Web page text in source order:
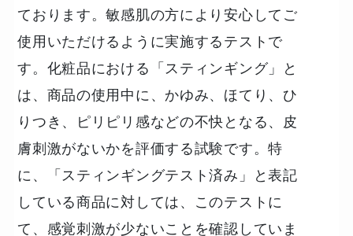
ております。敏感肌の方により安心してご
使用いただけるように実施するテストで
す。化粧品における「スティンギング」と
は、商品の使用中に、かゆみ、ほてり、ひ
りつき、ピリピリ感などの不快となる、皮
膚刺激がないかを評価する試験です。特
に、「スティンギングテスト済み」と表記
している商品に対しては、このテストに
て、感覚刺激が少ないことを確認していま